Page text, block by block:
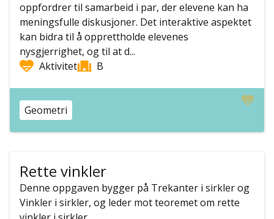
oppfordrer til samarbeid i par, der elevene kan ha
meningsfulle diskusjoner. Det interaktive aspektet
kan bidra til å opprettholde elevenes
nysgjerrighet, og til at d...
Aktivitet
B
Geometri
Rette vinkler
Denne oppgaven bygger på Trekanter i sirkler og
Vinkler i sirkler, og leder mot teoremet om rette